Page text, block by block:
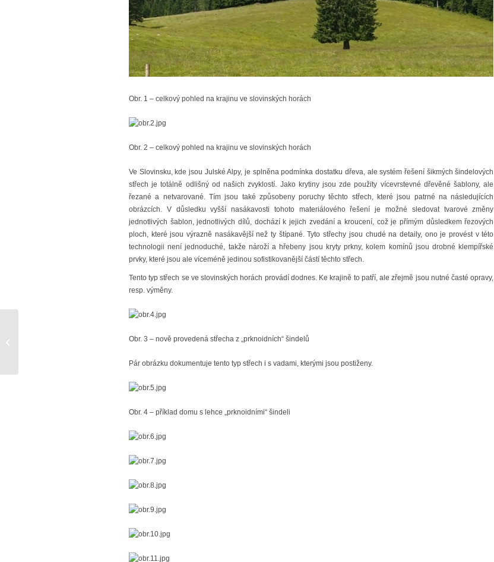
Obr. 1 – celkový pohled na krajinu ve slovinských horách
Obr. 2 – celkový pohled na krajinu ve slovinských horách
Ve Slovinsku, kde jsou Julské Alpy, je splněna podmínka dostatku dřeva, ale systém řešení šikmých šindelových
střech je totálně odlišný od našich zvyklostí. Jako krytiny jsou zde použity vícevrstevné dřevěné šablony, ale
řezané a netvarované. Tím jsou také způsobeny poruchy těchto střech, které jsou patrné na následujících
obrázcích. V důsledku vyšší nasákavosti tohoto materiálového řešení je možné sledovat tvarové změny
jednotlivých šablon, jednotlivých dílů, dochází k jejich zvedání a kroucení, což je přímým důsledkem řezových
ploch, které jsou výrazně nasákavější než ty štípané. Tyto střechy jsou chudé na detaily, ono je provést v této
technologii není jednoduché, takže nároží a hřebeny jsou kryty prkny, kolem komínů jsou drobné klempířské
prvky, které jsou ale víceméně jedinou sofistikovanější částí těchto střech.
Tento typ střech se ve slovinských horách provádí dodnes. Ke krajině to patří, ale zřejmě jsou nutné časté opravy,
resp. výměny.
Obr. 3 – nově provedená střecha z „prknoidních“ šindelů
Pár obrázku dokumentuje tento typ střech i s vadami, kterými jsou postiženy.
Obr. 4 – příklad domu s lehce „prknoidními“ šindeli